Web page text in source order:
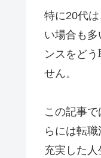
特に20代
い場合も
ンスをど
せん。
この記事
らには転
充実した